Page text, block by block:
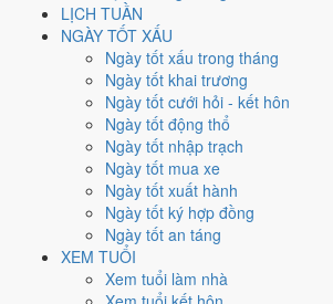
LỊCH TUẦN
NGÀY TỐT XẤU
Ngày tốt xấu trong tháng
Ngày tốt khai trương
Ngày tốt cưới hỏi - kết hôn
Ngày tốt động thổ
Ngày tốt nhập trạch
Ngày tốt mua xe
Ngày tốt xuất hành
Ngày tốt ký hợp đồng
Ngày tốt an táng
XEM TUỔI
Xem tuổi làm nhà
Mão, Ngọ, Mùi, Dậu
Ngày Dương
Tháng 12 năm 2022
Tháng 11 âm năm 2022
Tiết Đại Tuyết
Canh Tý